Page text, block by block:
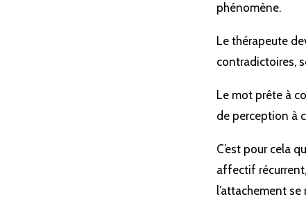
phénomène.
Le thérapeute
contradictoires,
Le mot prête à
de perception à
C’est pour cela
affectif
l’attachement se